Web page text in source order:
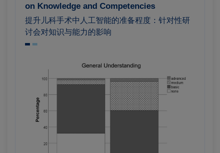
on Knowledge and Competencies
提升儿科手术中人工智能的准备程度：针对性研
讨会对知识与能力的影响